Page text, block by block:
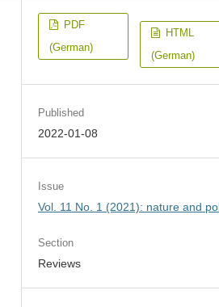
PDF
(German)
HTML
(German)
Published
2022-01-08
Issue
Vol. 11 No. 1 (2021): nature and
Section
Reviews